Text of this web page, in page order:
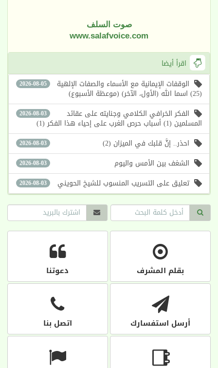
صوت السلف
www.salafvoice.com
اقرأ أيضا
2026-08-05 الوقفات الإيمانية مع الأسماء والصفات الإلهية
(25) اسما الله (الأول، الآخر) (موعظة الأسبوع)
2026-08-03 الفكر الخرافي الكلامي وجنايته على عقائد
المسلمين (1) أسباب حرص الغرب على إحياء هذا الفكر (1)
2026-08-03 احذر.. إنَّ قلبك في الميزان (2)
2026-08-03 الشغف بين الأمس واليوم
2026-08-03 تعليق على التسريب المنسوب للشيخ الحويني
بقلم المشرف دعوتنا
أرسل استفسارك اتصل بنا